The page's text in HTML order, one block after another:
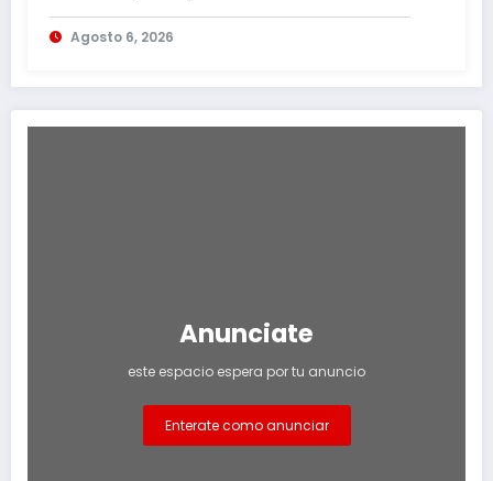
mediante rastreo y persecución
Agosto 6, 2026
Anunciate
este espacio espera por tu anuncio
Enterate como anunciar